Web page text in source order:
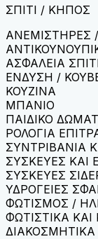
ΣΠΙΤΙ / ΚΗΠΟΣ
ΑΝΕΜΙΣΤΗΡΕΣ
ΑΣΦΑΛΕΙΑ
ΕΝΔΥΣΗ /
ΚΟΥΖΙΝΑ
ΜΠΑΝΙΟ
ΠΑΙΔΙΚΟ
ΡΟΛΟΓΙΑ
ΣΥΝΤΡΙΒΑΝΙΑ
ΣΥΣΚΕΥΕΣ ΚΑΙ
ΣΥΣΚΕΥΕΣ
ΥΔΡΟΓΕΙΕΣ
ΦΩΤΙΣΜΟΣ /
ΦΩΤΙΣΤΙΚΑ ΚΑΙ
ΔΙΑΚΟΣΜΗΤΙΚΑ